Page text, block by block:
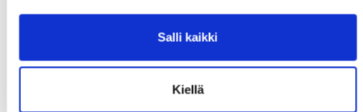
Salli kaikki
Kiellä